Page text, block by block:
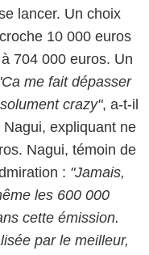
lancer. Un choix
10 000 euros
704 000 euros. Un
me fait dépasser
crazy", a-t-il
expliquant ne
Nagui, témoin de
: "Jamais,
les 600 000
cette émission.
par le meilleur,